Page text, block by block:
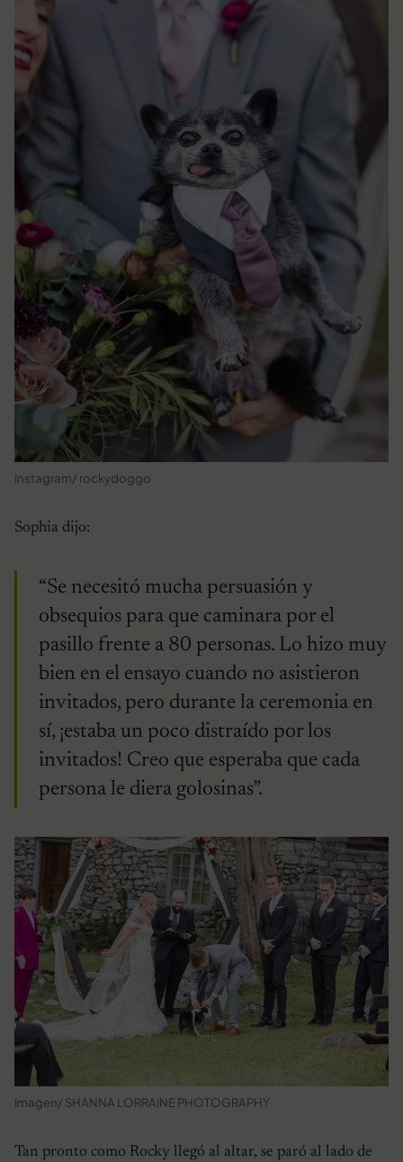
Instagram/ rockydoggo
Sophia dijo:
“Se necesitó mucha persuasión y
obsequios para que caminara por el
pasillo frente a 80 personas. Lo hizo muy
bien en el ensayo cuando no asistieron
invitados, pero durante la ceremonia en
sí, ¡estaba un poco distraído por los
invitados! Creo que esperaba que cada
persona le diera golosinas”.
Imagen/ SHANNA LORRAINE PHOTOGRAPHY
Tan pronto como Rocky llegó al altar, se paró al lado de